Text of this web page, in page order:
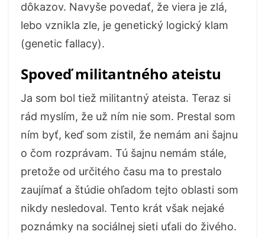
dôkazov. Navyše povedať, že viera je zlá,
lebo vznikla zle, je genetický logický klam
(genetic fallacy).
Spoveď militantného ateistu
Ja som bol tiež militantný ateista. Teraz si
rád myslím, že už ním nie som. Prestal som
ním byť, keď som zistil, že nemám ani šajnu
o čom rozprávam. Tú šajnu nemám stále,
pretože od určitého času ma to prestalo
zaujímať a štúdie ohľadom tejto oblasti som
nikdy nesledoval. Tento krát však nejaké
poznámky na sociálnej sieti uťali do živého.